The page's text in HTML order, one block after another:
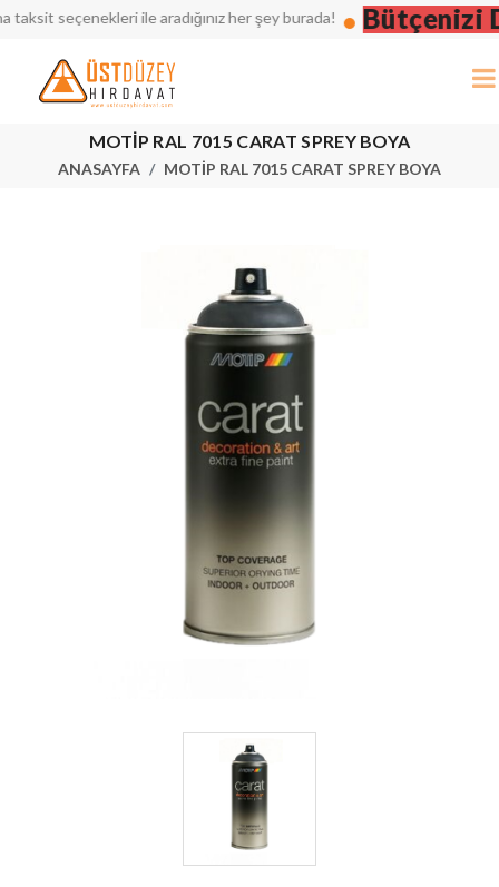
seçenekleri ile aradığınız her şey burada! Bütçenizi
MOTİP RAL 7015 CARAT SPREY BOYA
ANASAYFA MOTİP RAL 7015 CARAT SPREY BOYA